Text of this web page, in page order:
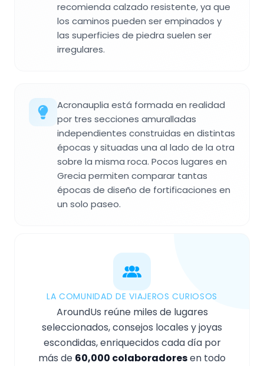
recomienda calzado resistente, ya que
los caminos pueden ser empinados y
las superficies de piedra suelen ser
irregulares.
Acronauplia está formada en realidad
por tres secciones amuralladas
independientes construidas en distintas
épocas y situadas una al lado de la otra
sobre la misma roca. Pocos lugares en
Grecia permiten comparar tantas
épocas de diseño de fortificaciones en
un solo paseo.
LA COMUNIDAD DE VIAJEROS CURIOSOS
AroundUs reúne miles de lugares
seleccionados, consejos locales y joyas
escondidas, enriquecidos cada día por
más de 60,000 colaboradoresen todo